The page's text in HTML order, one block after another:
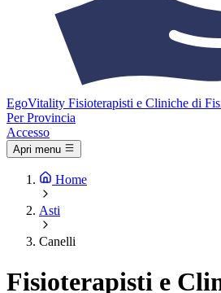
EgoVitality Fisioterapisti e Cliniche di
Per Provincia
Accesso
Apri menu
Home
Asti
Canelli
Fisioterapisti e